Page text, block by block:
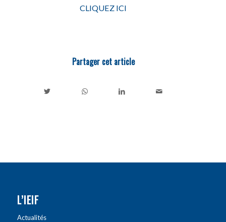
CLIQUEZ ICI
Partager cet article
L’IEIF
Actualités